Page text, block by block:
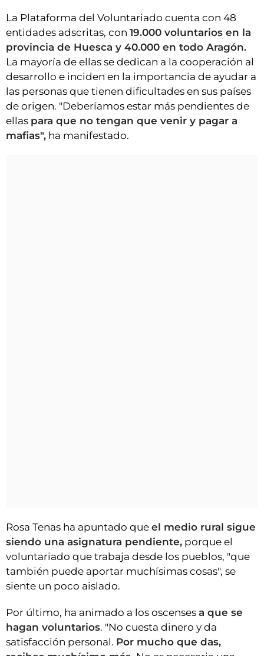
La Plataforma del Voluntariado cuenta con 48
entidades adscritas, con 19.000 voluntarios en la
provincia de Huesca y 40.000 en todo Aragón.
La mayoría de ellas se dedican a la cooperación al
desarrollo e inciden en la importancia de ayudar a
las personas que tienen dificultades en sus países
de origen. "Deberíamos estar más pendientes de
ellas para que no tengan que venir y pagar a
mafias", ha manifestado.
Rosa Tenas ha apuntado que el medio rural sigue
siendo una asignatura pendiente, porque el
voluntariado que trabaja desde los pueblos, "que
también puede aportar muchísimas cosas", se
siente un poco aislado.
Por último, ha animado a los oscenses a que se
hagan voluntarios. "No cuesta dinero y da
satisfacción personal. Por mucho que das,